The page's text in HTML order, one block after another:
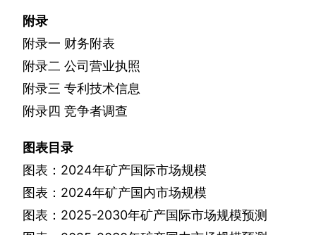
附录
附录一 财务附表
附录二 公司营业执照
附录三 专利技术信息
附录四 竞争者调查
图表目录
图表： 2024年矿产国际市场规模
图表： 2024年矿产国内市场规模
图表： 2025-2030年矿产国际市场规模预测